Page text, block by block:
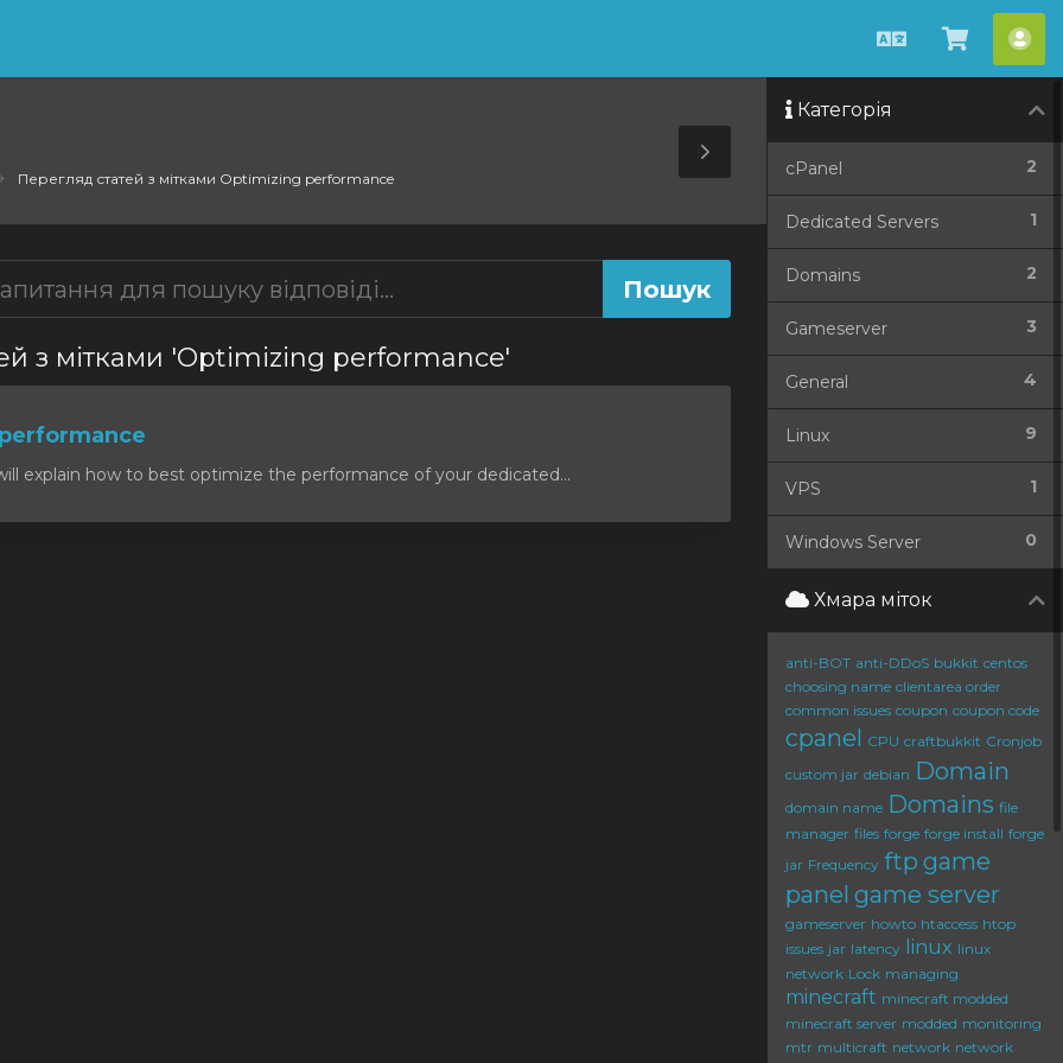
Українська
кошик
Перегляд статей з мітками Optimizing performance
Toggle
Sidebar
з мітками 'Optimizing performance'
explain how to best optimize the performance of your dedicated...
Категорія
2
cPanel
1
Dedicated Servers
2
Domains
3
Gameserver
4
General
9
Linux
1
VPS
0
Windows Server
Хмара міток
anti-BOT anti-DDoS bukkit centos
choosing name clientarea order
common issues coupon coupon code
cpanel CPU craftbukkit Cronjob
custom jar debian Domain
domain name Domains file
manager files forge forge install forge
jar Frequency ftp game
panel game server
gameserver howto htaccess htop
issues jar latency linux linux
network Lock managing
minecraft minecraft modded
minecraft server modded monitoring
mtr multicraft network network